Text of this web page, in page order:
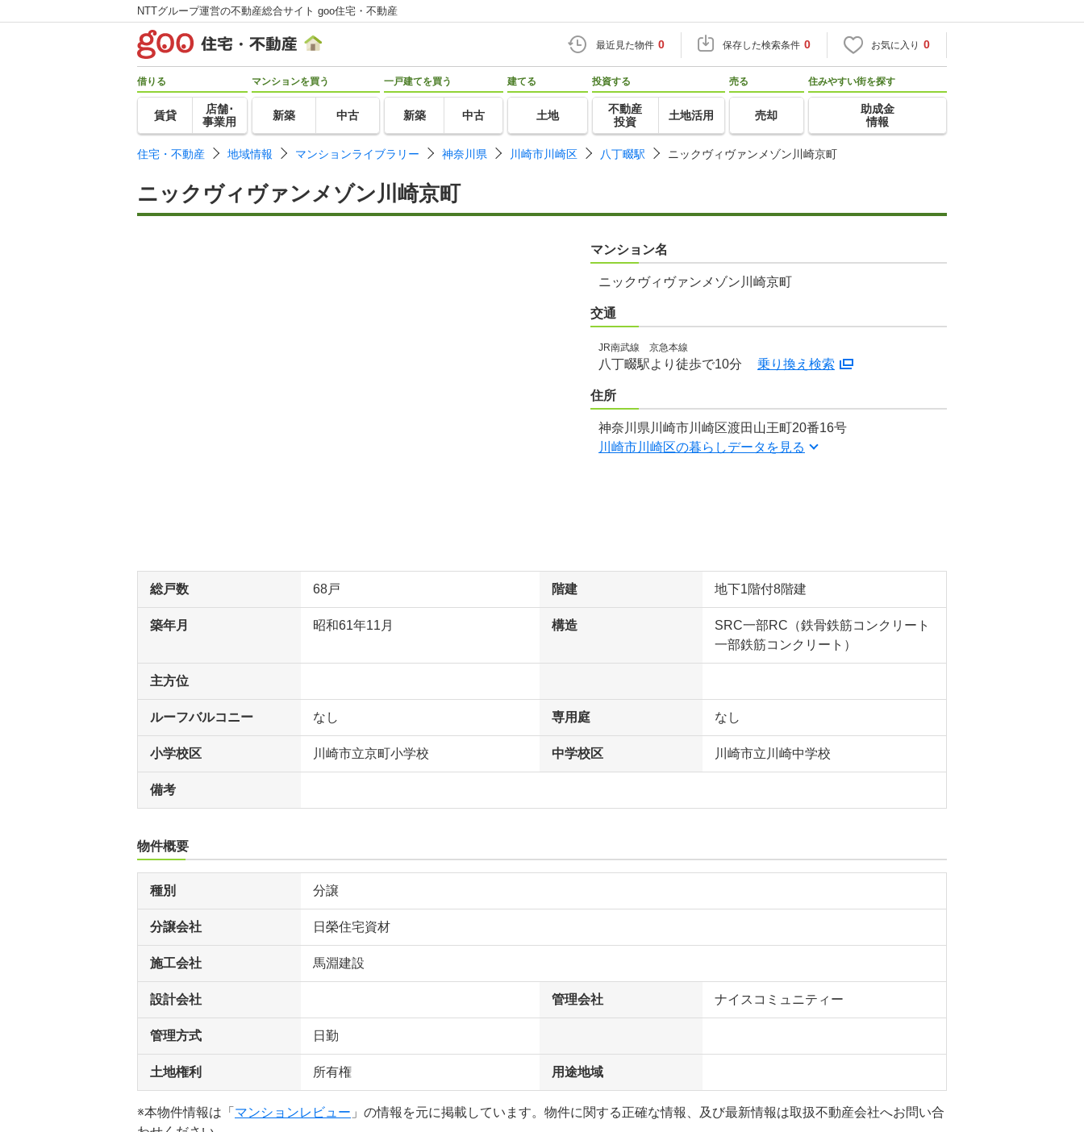
NTTグループ運営の不動産総合サイト goo住宅・不動産
最近見た物件 0 保存した検索条件 0 お気に入り 0
借りる
賃貸
店舗･
事業用
マンションを買う
新築 中古
一戸建てを買う
新築 中古
建てる
土地
投資する
不動産
投資
土地活用
売る
売却
住みやすい街を探す
助成金
情報
住宅・不動産 地域情報 マンションライブラリー 神奈川県 川崎市川崎区 八丁畷駅 ニックヴィヴァンメゾン川崎京町
ニックヴィヴァンメゾン川崎京町
マンション名
ニックヴィヴァンメゾン川崎京町
交通
JR南武線 京急本線
八丁畷駅より徒歩で10分 乗り換え検索
住所
神奈川県川崎市川崎区渡田山王町20番16号
川崎市川崎区の暮らしデータを見る
総戸数 68戸 階建 地下1階付8階建
築年月 昭和61年11月 構造
SRC一部RC（鉄骨鉄筋コンクリート
一部鉄筋コンクリート）
主方位
ルーフバルコニー なし 専用庭 なし
小学校区 川崎市立京町小学校 中学校区 川崎市立川崎中学校
備考
物件概要
種別 分譲
分譲会社 日榮住宅資材
施工会社 馬淵建設
設計会社 管理会社 ナイスコミュニティー
管理方式 日勤
土地権利 所有権 用途地域
※本物件情報は「 マンションレビュー 」の情報を元に掲載しています。物件に関する正確な情報、及び最新情報は取扱不動産会社へお問い合